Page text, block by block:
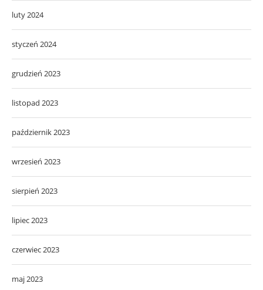
luty 2024
styczeń 2024
grudzień 2023
listopad 2023
październik 2023
wrzesień 2023
sierpień 2023
lipiec 2023
czerwiec 2023
maj 2023